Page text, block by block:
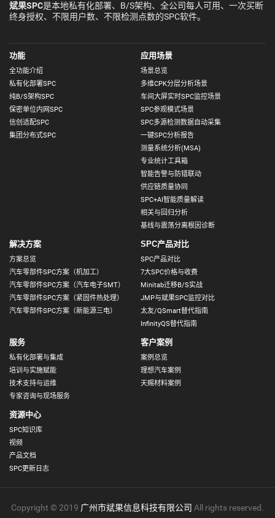
斌果SPC是本地私有化部署、B/S架构、全公司每人可用、一次买断
终身授权、不限用户数、不限检测点数的SPC软件。
功能
全功能介绍
私有化部署SPC
纯B/S架构SPC
保密单位内网SPC
信创适配SPC
集团分布式SPC
应用场景
场景总览
多维CPK分层分析场景
车间大屏实时SPC监控场景
SPC参观模式场景
SPC多源检测数据自动采集
一键SPC分析报告
测量系统分析(MSA)
专业统计工具箱
智能告警与防错联动
供应链质量协同
SPC+AI智能质量解读
相关与回归分析
基线与震荡分离根因诊断
解决方案
方案总览
汽车零部件SPC方案（机加工）
汽车零部件SPC方案（汽车电子SMT）
汽车零部件SPC方案（紧固件热处理）
汽车零部件SPC方案（新能源三电）
SPC产品对比
SPC产品对比
7大SPC价格与收费
Minitab迁移B/S实战
JMP与斌果SPC监控对比
太友/QSmart替代指南
InfinityQS替代指南
服务
私有化部署与集成
培训与实施赋能
技术支持与运维
专家咨询与现场服务
客户案例
案例总览
理想汽车案例
天赐材料案例
资源中心
SPC知识库
视频
产品文档
SPC更新日志
Copyright © 2019 广州市斌果信息科技有限公司 All rights reserved.